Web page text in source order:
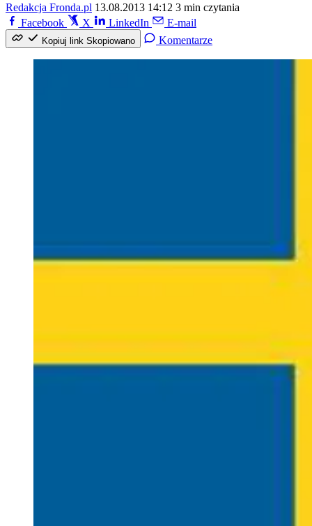
Redakcja Fronda.pl 13.08.2013 14:12 3 min czytania
Facebook
X LinkedIn E-mail
Kopiuj link Skopiowano Komentarze